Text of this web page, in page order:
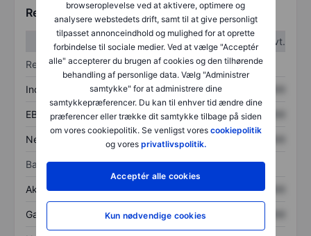
browseroplevelse ved at aktivere, optimere og
analysere webstedets drift, samt til at give personligt
tilpasset annonceindhold og mulighed for at oprette
forbindelse til sociale medier. Ved at vælge "Acceptér
alle" accepterer du brugen af cookies og den tilhørende
behandling af personlige data. Vælg "Administrer
samtykke" for at administrere dine
samtykkepræferencer. Du kan til enhver tid ændre dine
præferencer eller trække dit samtykke tilbage på siden
om vores cookiepolitik. Se venligst vores cookiepolitik
og vores privatlivspolitik.
Acceptér alle cookies
Kun nødvendige cookies
Regnskabstal
1. kvt.
2. kvt.
Resultatopgørelse
Indtægter XXXXXXX
EBITDA XXXXXXX XXXXXXX
Nettoresultat XXXXXXX
Balance
Aktiver i alt XXXXXXX XXXXXXX
Gæld XXXXXXX